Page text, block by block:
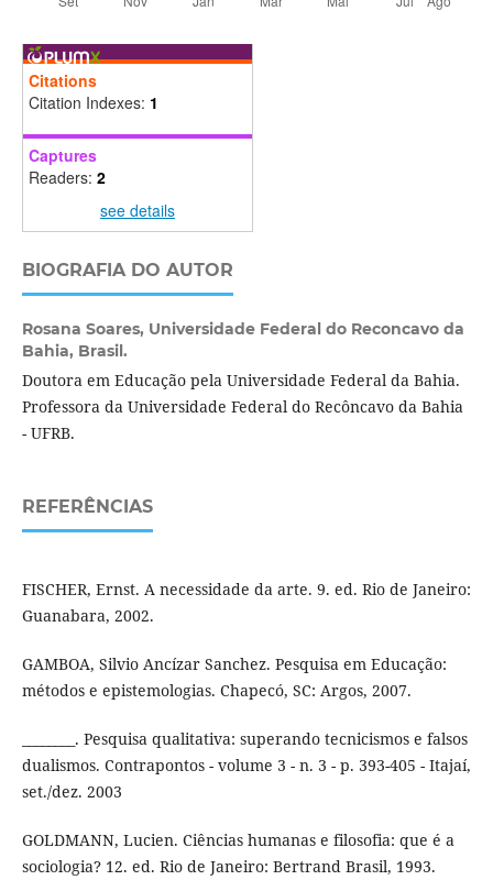
Citations
Citation Indexes: 1
Captures
Readers: 2
see details
BIOGRAFIA DO AUTOR
Rosana Soares, Universidade Federal do Reconcavo da
Bahia, Brasil.
Doutora em Educação pela Universidade Federal da Bahia.
Professora da Universidade Federal do Recôncavo da Bahia
- UFRB.
REFERÊNCIAS
FISCHER, Ernst. A necessidade da arte. 9. ed. Rio de Janeiro:
Guanabara, 2002.
GAMBOA, Silvio Ancízar Sanchez. Pesquisa em Educação:
métodos e epistemologias. Chapecó, SC: Argos, 2007.
________. Pesquisa qualitativa: superando tecnicismos e falsos
dualismos. Contrapontos - volume 3 - n. 3 - p. 393-405 - Itajaí,
set./dez. 2003
GOLDMANN, Lucien. Ciências humanas e filosofia: que é a
sociologia? 12. ed. Rio de Janeiro: Bertrand Brasil, 1993.